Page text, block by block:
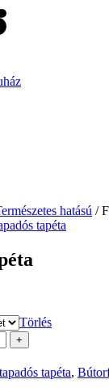
hatású /
Törlés
+
tapéta,